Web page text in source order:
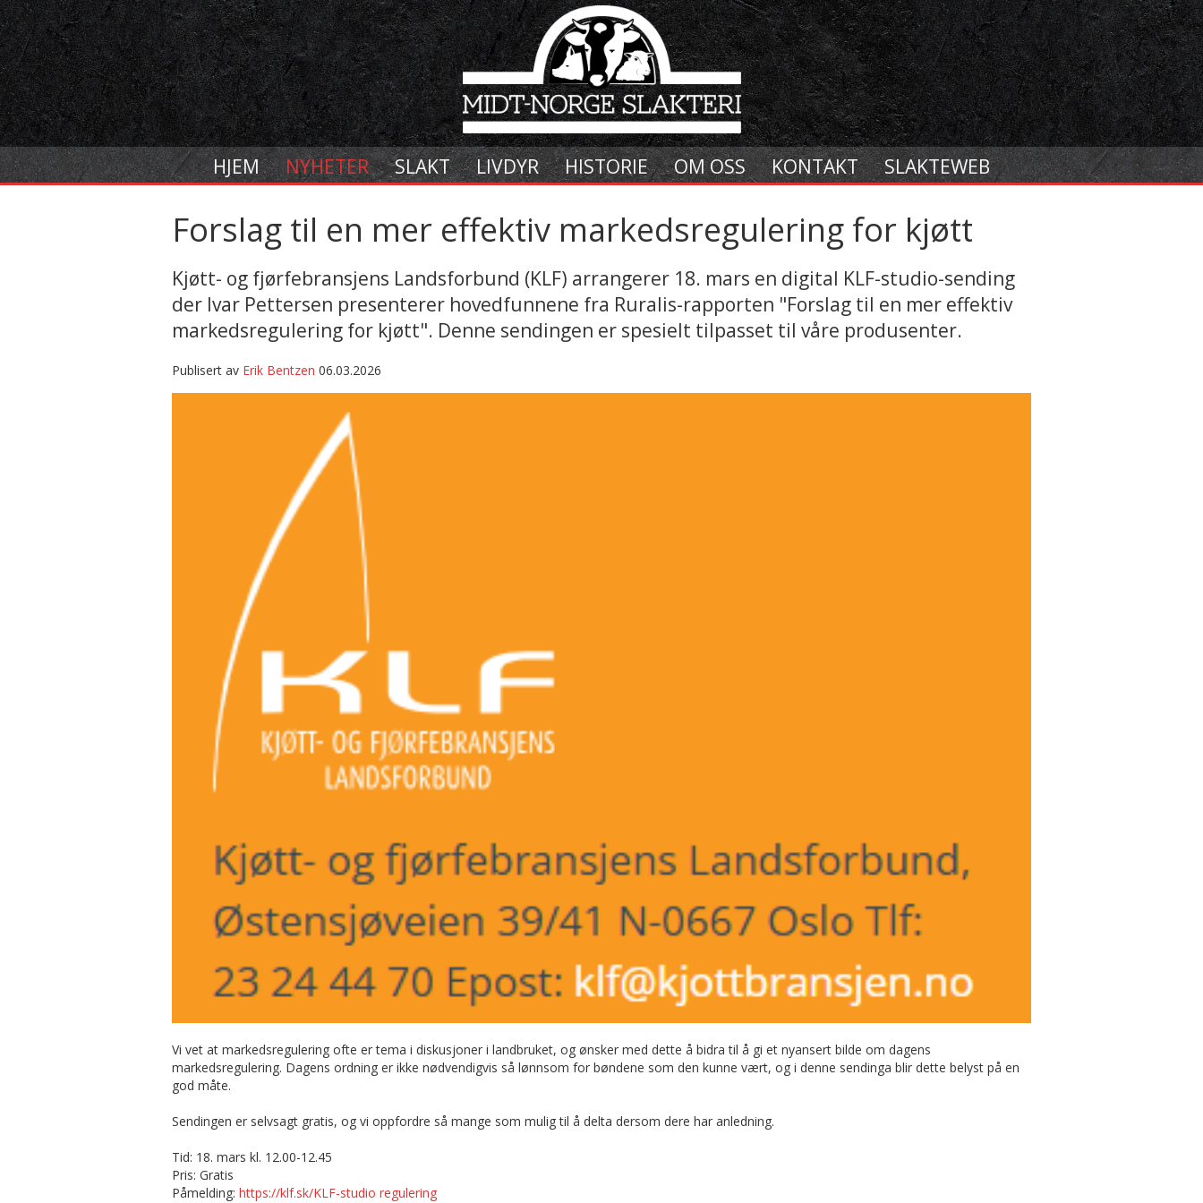
HJEM NYHETER SLAKT LIVDYR HISTORIE OM OSS KONTAKT SLAKTEWEB
Forslag til en mer effektiv markedsregulering for kjøtt
Kjøtt- og fjørfebransjens Landsforbund (KLF) arrangerer 18. mars en digital KLF-studio-sending
der Ivar Pettersen presenterer hovedfunnene fra Ruralis-rapporten "Forslag til en mer effektiv
markedsregulering for kjøtt". Denne sendingen er spesielt tilpasset til våre produsenter.
Publisert av Erik Bentzen 06.03.2026
Vi vet at markedsregulering ofte er tema i diskusjoner i landbruket, og ønsker med dette å bidra til å gi et nyansert bilde om dagens
markedsregulering. Dagens ordning er ikke nødvendigvis så lønnsom for bøndene som den kunne vært, og i denne sendinga blir dette belyst på en
god måte.
Sendingen er selvsagt gratis, og vi oppfordre så mange som mulig til å delta dersom dere har anledning.
Tid: 18. mars kl. 12.00-12.45
Pris: Gratis
Påmelding: https://klf.sk/KLF-studio regulering